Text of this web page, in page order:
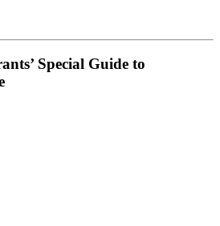
Special Guide to